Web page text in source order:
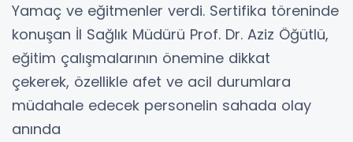
Yamaç ve eğitmenler verdi. Sertifika töreninde
konuşan İl Sağlık Müdürü Prof. Dr. Aziz Öğütlü,
eğitim çalışmalarının önemine dikkat
çekerek, özellikle afet ve acil durumlara
müdahale edecek personelin sahada olay
anında